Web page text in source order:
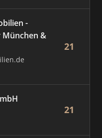
-
&
21
21